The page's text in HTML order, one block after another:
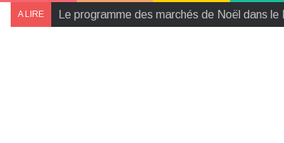
A LIRE Collectes des Banques Alimentaires et de